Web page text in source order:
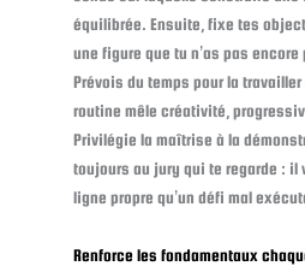
équilibrée. Ensuite, fixe tes
une figure que tu n’as pas
Prévois du temps pour la travailler
routine mêle créativité,
Privilégie la maîtrise à la
toujours au jury qui te regarde : il
ligne propre qu’un défi mal
Renforce les fondamentaux